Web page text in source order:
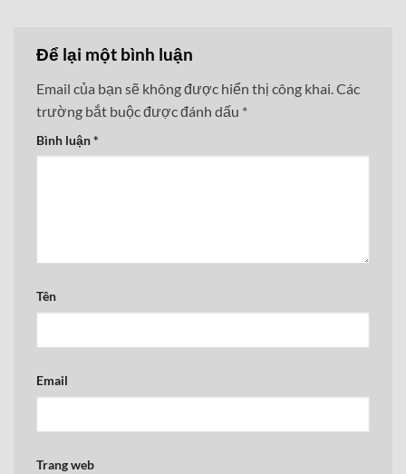
Để lại một bình luận
Email của bạn sẽ không được hiển thị công khai. Các
trường bắt buộc được đánh dấu *
Bình luận*
Tên
Email
Trang web